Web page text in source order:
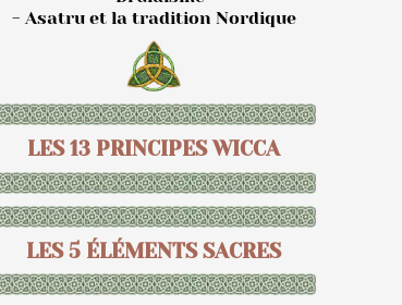
- Asatru et la tradition Nordique
LES 13 PRINCIPES WICCA
LES 5 ÉLÉMENTS SACRES